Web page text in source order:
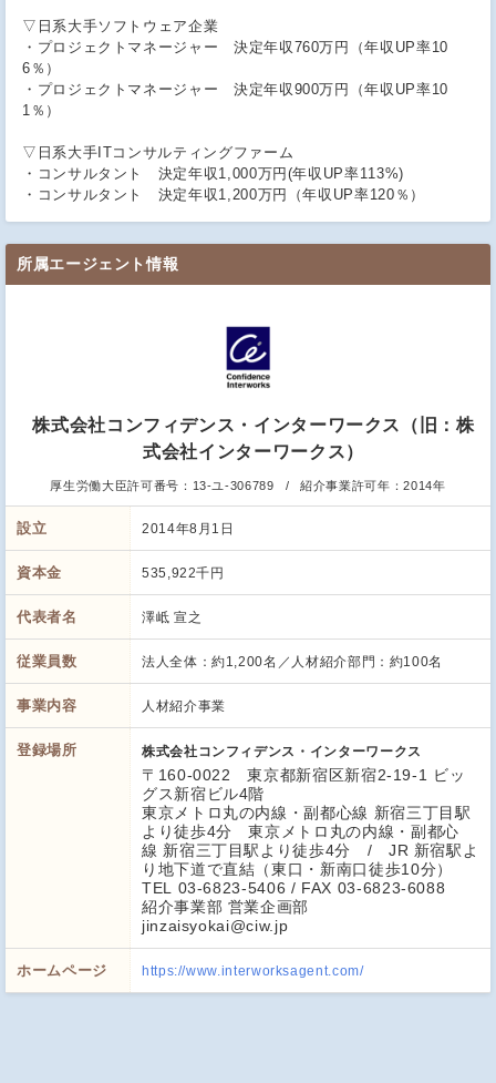
▽日系大手ソフトウェア企業
・プロジェクトマネージャー 決定年収760万円（年収UP率10
6％）
・プロジェクトマネージャー 決定年収900万円（年収UP率10
1％）
▽日系大手ITコンサルティングファーム
・コンサルタント 決定年収1,000万円(年収UP率113%)
・コンサルタント 決定年収1,200万円（年収UP率120％）
所属エージェント情報
株式会社コンフィデンス・インターワークス（旧：株
式会社インターワークス）
厚生労働大臣許可番号： 13-ユ-306789 紹介事業許可年：2014年
設立 2014年8月1日
資本金 535,922千円
代表者名 澤岻 宣之
従業員数 法人全体：約1,200名／人材紹介部門：約100名
事業内容 人材紹介事業
登録場所 株式会社コンフィデンス・インターワークス
〒160-0022 東京都新宿区新宿2-19-1 ビッ
グス新宿ビル4階
東京メトロ丸の内線・副都心線 新宿三丁目駅
より徒歩4分 東京メトロ丸の内線・副都心
線 新宿三丁目駅より徒歩4分 / JR 新宿駅よ
り地下道で直結（東口・新南口徒歩10分）
TEL 03-6823-5406 / FAX 03-6823-6088
紹介事業部 営業企画部
jinzaisyokai@ciw.jp
ホームページ https://www.interworksagent.com/